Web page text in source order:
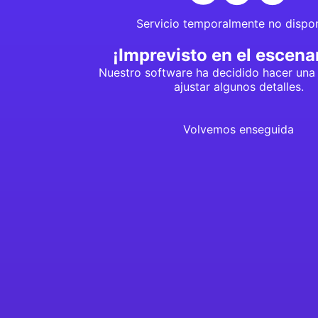
Servicio temporalmente no
¡Imprevisto en el
Nuestro software ha decidido hacer una
ajustar algunos detalles.
Volvemos enseguida